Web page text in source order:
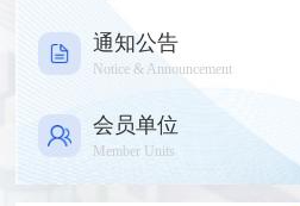
通知公告
Notice & Announcement
会员单位
Member Units